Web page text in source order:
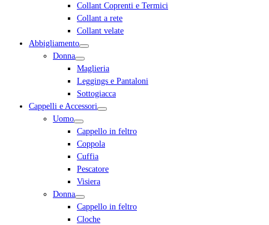
Collant Coprenti e Termici
Collant a rete
Collant velate
Abbigliamento
Donna
Maglieria
Leggings e Pantaloni
Sottogiacca
Cappelli e Accessori
Uomo
Cappello in feltro
Coppola
Cuffia
Pescatore
Visiera
Donna
Cappello in feltro
Cloche